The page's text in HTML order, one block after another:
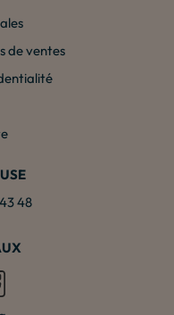
de ventes
48